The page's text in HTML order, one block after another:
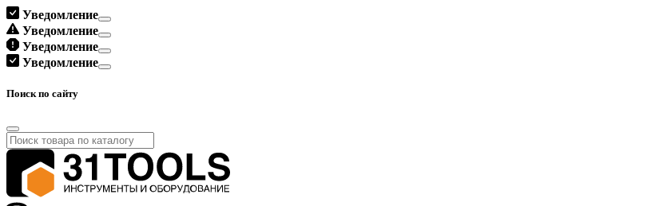
Уведомление
Уведомление
Уведомление
Уведомление
Поиск по сайту